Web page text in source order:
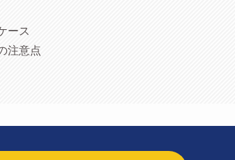
ース
注意点